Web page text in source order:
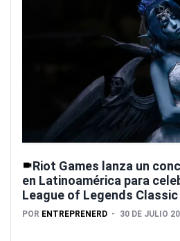
Riot Games lanza un
en Latinoamérica para
League of Legends Classic
POR ENTREPRENERD 30 DE JULIO